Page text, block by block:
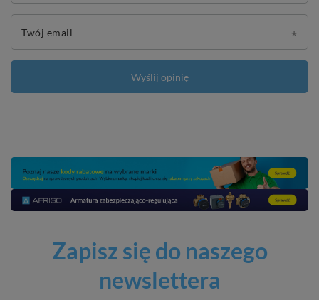
Twój email
Wyślij opinię
Zapisz się do naszego
newslettera